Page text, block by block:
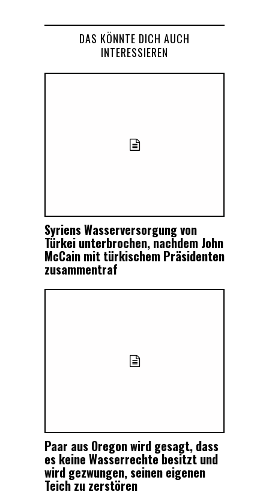
DAS KÖNNTE DICH AUCH
INTERESSIEREN
Syriens Wasserversorgung von
Türkei unterbrochen, nachdem John
McCain mit türkischem Präsidenten
zusammentraf
Paar aus Oregon wird gesagt, dass
es keine Wasserrechte besitzt und
wird gezwungen, seinen eigenen
Teich zu zerstören